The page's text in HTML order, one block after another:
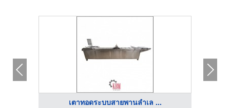
เตาทอดระบบสายพานลำเล ...